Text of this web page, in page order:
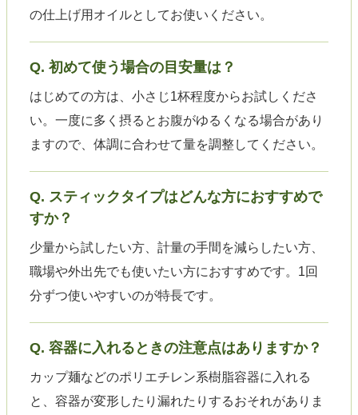
の仕上げ用オイルとしてお使いください。
Q. 初めて使う場合の目安量は？
はじめての方は、小さじ1杯程度からお試しくださ
い。一度に多く摂るとお腹がゆるくなる場合があり
ますので、体調に合わせて量を調整してください。
Q. スティックタイプはどんな方におすすめで
すか？
少量から試したい方、計量の手間を減らしたい方、
職場や外出先でも使いたい方におすすめです。1回
分ずつ使いやすいのが特長です。
Q. 容器に入れるときの注意点はありますか？
カップ麺などのポリエチレン系樹脂容器に入れる
と、容器が変形したり漏れたりするおそれがありま